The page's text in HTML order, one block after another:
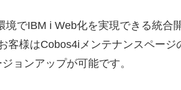
境でIBM i Web化を実現できる統
客様はCobos4iメンテナンスペー
ョンアップが可能です。